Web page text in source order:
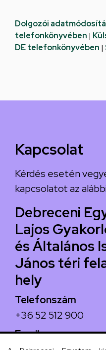
Dolgozói
telefonkönyvében |
DE telefonkönyvében |
Kapcsolat
Kérdés esetén
kapcsolatot az
Debreceni
Lajos
és Általános
János téri
hely
Telefonszám
+36 52 512 900
Email